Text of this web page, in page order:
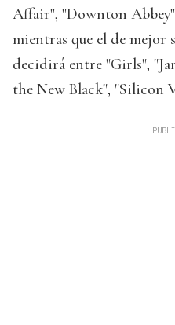
Affair", "Downton
mientras que el de mejor
decidirá entre "Girls",
the New Black", "Silicon